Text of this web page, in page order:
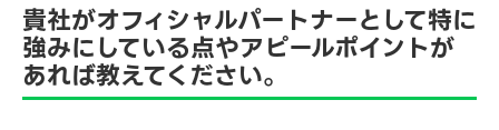
貴社がオフィシャルパートナーとして特に
強みにしている点やアピールポイントが
あれば教えてください。